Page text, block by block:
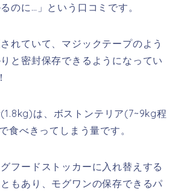
のに…」という口コミです。
れていて、マジックテープのよう
と密封保存できるようになってい
は、ボストンテリア(7~9kg程
食べきってしまう量です。
フードストッカーに入れ替えする
もあり、モグワンの保存できるパ